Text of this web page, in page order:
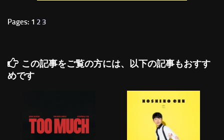
Pages: 1 2 3
この記事をご覧の方には、以下の記事もおすす
めです